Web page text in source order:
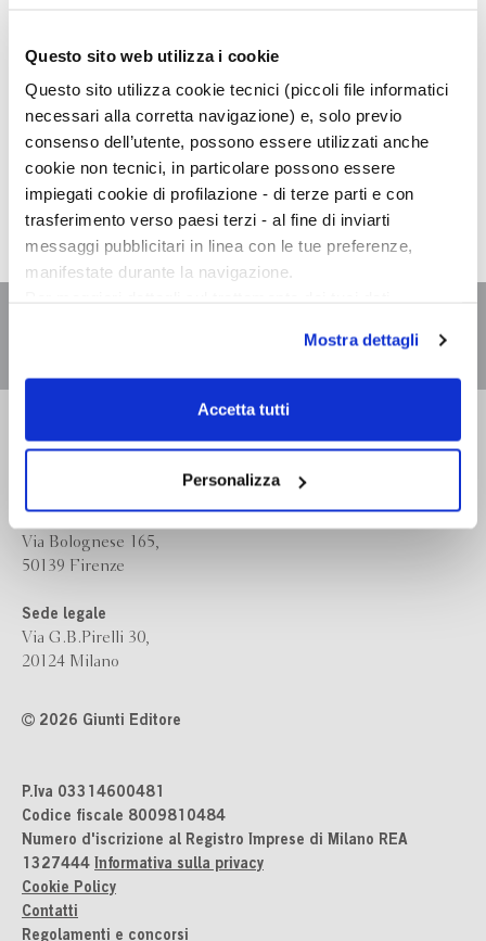
Questo sito web utilizza i cookie
Questo sito utilizza cookie tecnici (piccoli file informatici
necessari alla corretta navigazione) e, solo previo
consenso dell’utente, possono essere utilizzati anche
cookie non tecnici, in particolare possono essere
impiegati cookie di profilazione - di terze parti e con
trasferimento verso paesi terzi - al fine di inviarti
messaggi pubblicitari in linea con le tue preferenze,
manifestate durante la navigazione.
scelte privacy sui cookie, ti invitiamo a prendere visione
dell’informativa cookie.
Chiudendo il banner tramite la “X” prosegui la
dei soli cookie tecnici. Selezionando “Accetta tutti” presti
il tuo consenso alla profilazione che potrai revocare in
ogni momentoRevoca
Mostra dettagli
Accetta tutti
Personalizza
Libreria Ubik Jesi, Jesi
Via Antonio Gramsci 3
60035 - Jesi (AN)
Monica Acito presenta a Jesi "Uvaspina"
Giunti Editore
Via Bolognese 165,
50139 Firenze
Sede legale
Via G.B.Pirelli 30,
20124 Milano
2026 Giunti Editore
P.Iva 03314600481
Codice fiscale 8009810484
Numero d'iscrizione al Registro Imprese di Milano REA
1327444 Informativa sulla privacy
Cookie Policy
Contatti
Regolamenti e concorsi